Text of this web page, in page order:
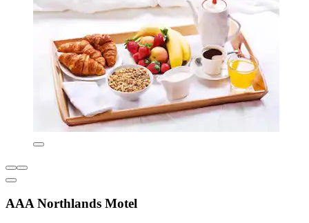
AAA Northlands Motel